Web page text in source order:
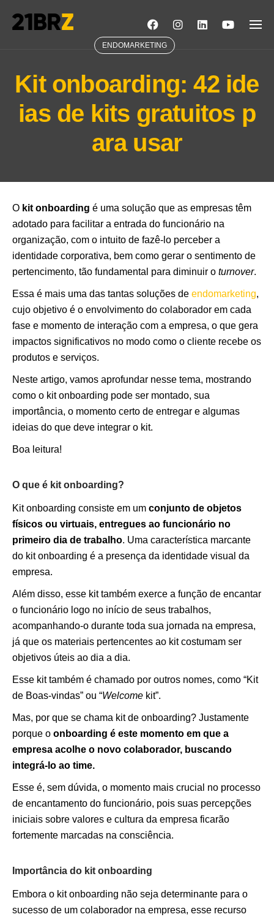
ENDOMARKETING
Kit onboarding: 42 ide
ias de kits gratuitos p
ara usar
O kit onboarding é uma solução que as empresas têm
adotado para facilitar a entrada do funcionário na
organização, com o intuito de fazê-lo perceber a
identidade corporativa, bem como gerar o sentimento de
pertencimento, tão fundamental para diminuir o turnover.
Essa é mais uma das tantas soluções de endomarketing,
cujo objetivo é o envolvimento do colaborador em cada
fase e momento de interação com a empresa, o que gera
impactos significativos no modo como o cliente recebe os
produtos e serviços.
Neste artigo, vamos aprofundar nesse tema, mostrando
como o kit onboarding pode ser montado, sua
importância, o momento certo de entregar e algumas
ideias do que deve integrar o kit.
Boa leitura!
O que é kit onboarding?
Kit onboarding consiste em um conjunto de objetos
físicos ou virtuais, entregues ao funcionário no
primeiro dia de trabalho. Uma característica marcante
do kit onboarding é a presença da identidade visual da
empresa.
Além disso, esse kit também exerce a função de encantar
o funcionário logo no início de seus trabalhos,
acompanhando-o durante toda sua jornada na empresa,
já que os materiais pertencentes ao kit costumam ser
objetivos úteis ao dia a dia.
Esse kit também é chamado por outros nomes, como “Kit
de Boas-vindas” ou “Welcome kit”.
Mas, por que se chama kit de onboarding? Justamente
porque o onboarding é este momento em que a
empresa acolhe o novo colaborador, buscando
integrá-lo ao time.
Esse é, sem dúvida, o momento mais crucial no processo
de encantamento do funcionário, pois suas percepções
iniciais sobre valores e cultura da empresa ficarão
fortemente marcadas na consciência.
Importância do kit onboarding
Embora o kit onboarding não seja determinante para o
sucesso de um colaborador na empresa, esse recurso